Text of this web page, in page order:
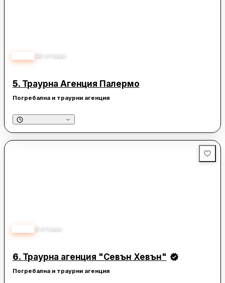
46 отзива
5. Траурна Агенция Палермо
Погребална и траурни агенция
6 отзива
6. Траурна агенция "Севън Хевън"
Погребална и траурни агенция